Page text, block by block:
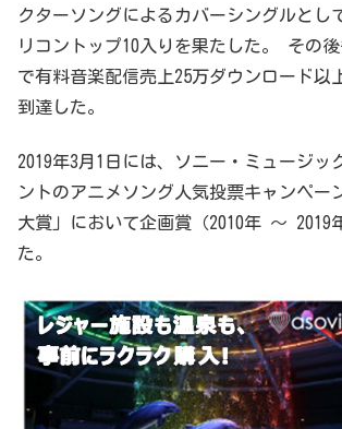
クターソングによるカバーシングルとし
リコントップ10入りを果たした。 その
で有料音楽配信売上25万ダウンロード以
到達した。
2019年3月1日には、ソニー・ミュージッ
ントのアニメソング人気投票キャンペー
大賞」において企画賞（2010年 〜 2019
た。